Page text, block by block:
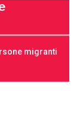
migranti